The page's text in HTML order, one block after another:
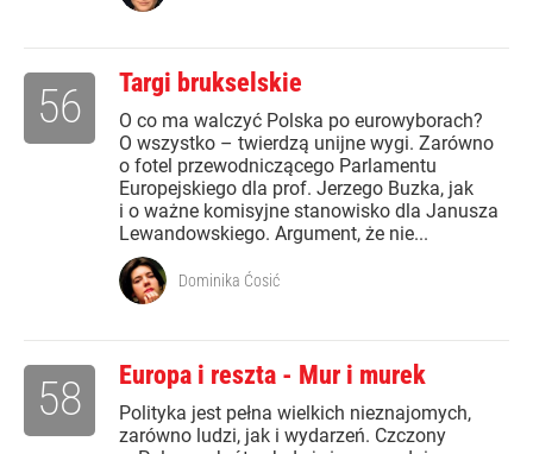
Targi brukselskie
O co ma walczyć Polska po eurowyborach?
O wszystko – twierdzą unijne wygi. Zarówno
o fotel przewodniczącego Parlamentu
Europejskiego dla prof. Jerzego Buzka, jak
i o ważne komisyjne stanowisko dla Janusza
Lewandowskiego. Argument, że nie...
56
Dominika Ćosić
Europa i reszta - Mur i murek
Polityka jest pełna wielkich nieznajomych,
zarówno ludzi, jak i wydarzeń. Czczony
58